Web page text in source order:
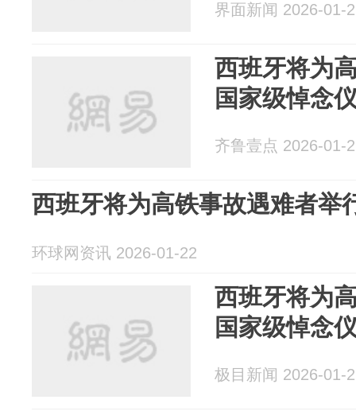
界面新闻 2026-01-
西班牙将为
国家级悼念
齐鲁壹点 2026-01-
西班牙将为高铁事故遇难者举
环球网资讯 2026-01-22
西班牙将为
国家级悼念
极目新闻 2026-01-